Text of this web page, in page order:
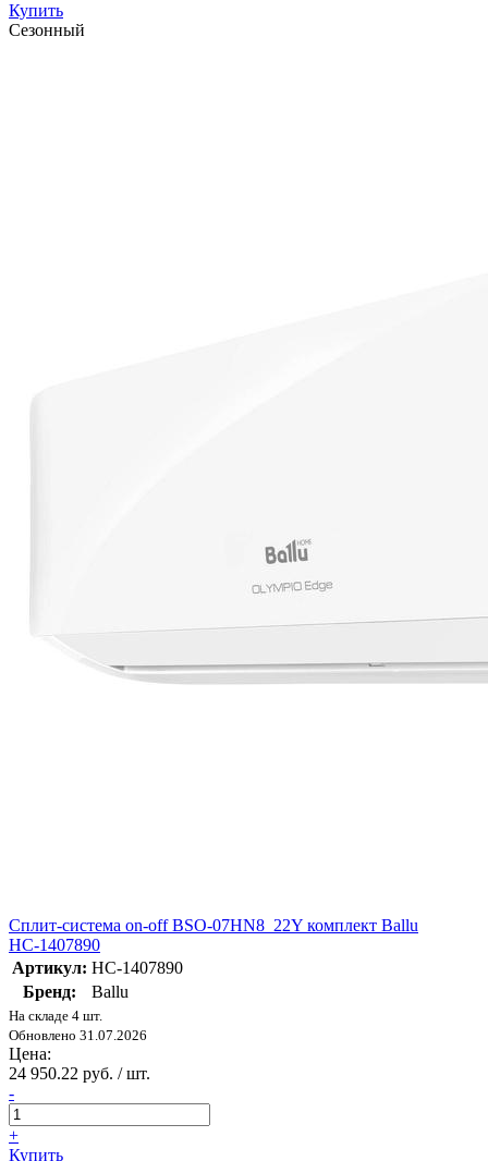
Купить
Сезонный
Сплит-система on-off BSO-07HN8_22Y комплект Ballu
НС-1407890
Артикул: НС-1407890
Бренд:
Ballu
На складе 4 шт.
Обновлено 31.07.2026
Цена:
24 950.22 руб. / шт.
-
+
Купить